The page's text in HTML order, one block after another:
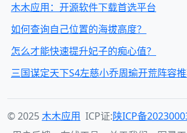
木木应用：开源软件下载首选平台
如何查询自己位置的海拔高度？
怎么才能快速提升妃子的痴心值？
三国谋定天下S4左慈小乔周瑜开荒阵容
© 2025木木应用 ICP证:陕ICP备